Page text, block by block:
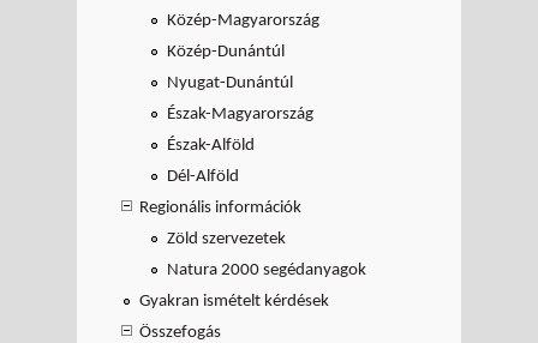
Közép-Magyarország
Közép-Dunántúl
Nyugat-Dunántúl
Észak-Magyarország
Észak-Alföld
Dél-Alföld
Regionális információk
Zöld szervezetek
Natura 2000 segédanyagok
Gyakran ismételt kérdések
Összefogás